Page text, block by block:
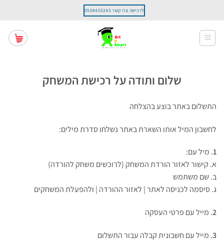
content
לרכישה צרו קשר 0508455245
שלום ותודה על רכישת המשחק
התשלום באתר בוצע בהצלחה
לחשבון המיל אותו השארת באתר נשלחו סדרת מילים:
1. מיל עם:
א. קישור לאזור הורדת המשחק (לרוכשים משחק להורדה)
ב. שם משתמש
ג. סיסמה לכניסה לאתר | לאזור ההורדה | ולהפעלת המשחקים
2. מייל עם פרטי העסקה
3. מייל עם חשבונית קבלה עבור התשלום